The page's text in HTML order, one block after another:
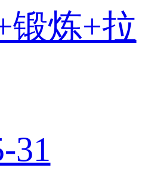
锻炼+拉
31